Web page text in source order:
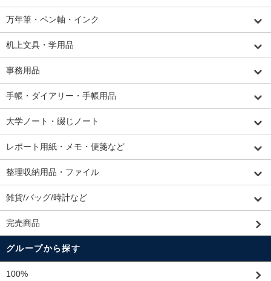
万年筆・ペン軸・インク
机上文具・学用品
事務用品
手帳・ダイアリー・手帳用品
大学ノート・綴じノート
レポート用紙・メモ・便箋など
整理収納用品・ファイル
雑貨/バッグ/時計など
完売商品
グループから探す
100%